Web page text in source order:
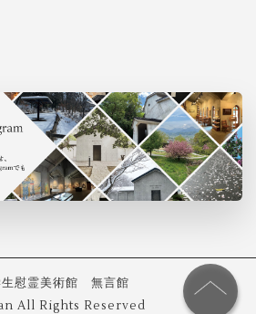
慰霊美術館 無言館
All Rights Reserved